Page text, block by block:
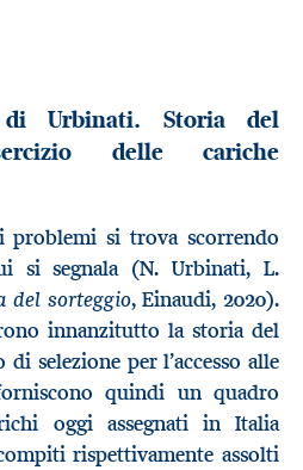
Urbinati. Storia del
delle cariche
problemi si trova scorrendo
si segnala (N. Urbinati, L.
del sorteggio, Einaudi, 2020).
innanzitutto la storia del
selezione per l’accesso alle
quindi un quadro
oggi assegnati in Italia
rispettivamente assolti